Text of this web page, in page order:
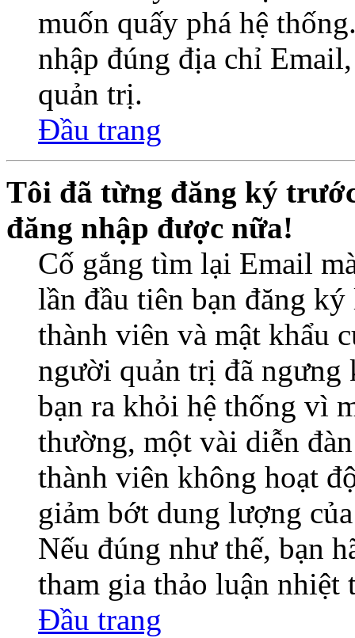
muốn quấy phá hệ
nhập đúng địa chỉ
quản trị.
Đầu trang
Tôi đã từng đăng ký
đăng nhập được nữa!
Cố gắng tìm lại Email
lần đầu tiên bạn đăng
thành viên và mật khẩu
người quản trị đã ngưng
bạn ra khỏi hệ thống vì
thường, một vài diễn
thành viên không hoạt
giảm bớt dung lượng
Nếu đúng như thế, bạn
tham gia thảo luận
Đầu trang